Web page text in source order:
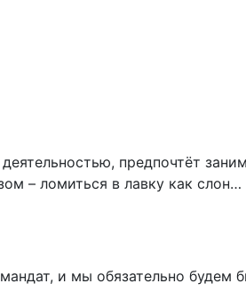
предпочтёт
– ломиться в лавку как
и мы обязательно будем